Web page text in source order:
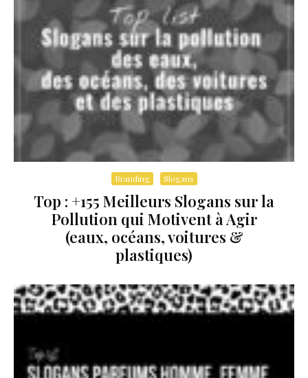
Branding Slogans
Top : +155 Meilleurs Slogans sur la
Pollution qui Motivent à Agir
(eaux, océans, voitures &
plastiques)